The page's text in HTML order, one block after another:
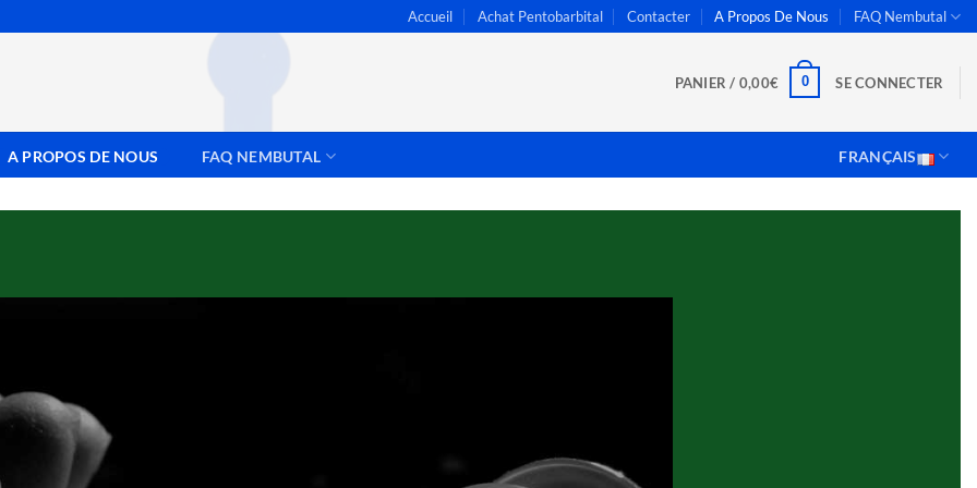
Accueil Achat Pentobarbital Contacter A Propos De Nous FAQ Nembutal
PANIER / 0,00€ 0 SE CONNECTER
A PROPOS DE NOUS FAQ NEMBUTAL FRANÇAIS